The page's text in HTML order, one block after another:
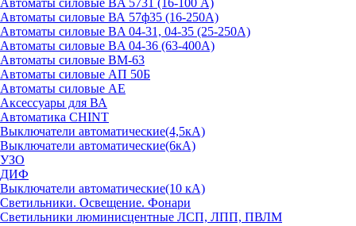
Автоматы силовые BA 5731 (16-100 А)
Автоматы силовые ВА 57ф35 (16-250А)
Автоматы силовые BA 04-31, 04-35 (25-250А)
Автоматы силовые BA 04-36 (63-400А)
Автоматы силовые ВМ-63
Автоматы силовые АП 50Б
Автоматы силовые АЕ
Аксессуары для ВА
Автоматика CHINT
Выключатели автоматические(4,5кА)
Выключатели автоматические(6кА)
УЗО
ДИФ
Выключатели автоматические(10 кА)
Светильники. Освещение. Фонари
Светильники люминисцентные ЛСП, ЛПП, ПВЛМ